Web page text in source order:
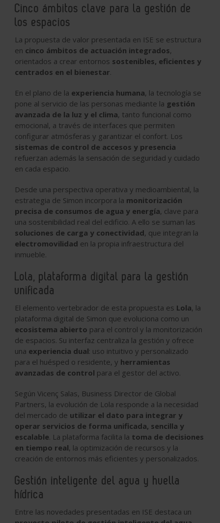
Cinco ámbitos clave para la gestión de
los espacios
La propuesta de valor presentada en ISE se estructura
en cinco ámbitos de actuación integrados,
orientados a crear entornos sostenibles, eficientes y
centrados en el bienestar.
En el plano de la experiencia humana, la tecnología se
pone al servicio de las personas mediante la gestión
avanzada de la luz y el clima, tanto funcional como
emocional, a través de interfaces que permiten
configurar atmósferas y garantizar el confort. Los
sistemas de control de accesos y presencia
refuerzan además la sensación de seguridad y cuidado
en cada espacio.
Desde una perspectiva operativa y medioambiental, la
estrategia de Simon incorpora la monitorización
precisa de consumos de agua y energía, clave para
una sostenibilidad real del edificio. A ello se suman las
soluciones de carga y conectividad, que integran la
electromovilidad en la propia infraestructura del
inmueble.
Lola, plataforma digital para la gestión
unificada
El elemento vertebrador de esta propuesta es Lola, la
plataforma digital de Simon que evoluciona como un
ecosistema abierto para el control y la monitorización
de espacios. Su interfaz centraliza la gestión y ofrece
una experiencia dual: uso intuitivo y personalizado
para el huésped o residente, y herramientas
avanzadas de control para el gestor del activo.
Según Vicenç Salas, Business Director de Global
Partners, la evolución de Lola responde a la necesidad
del mercado de utilizar el dato para integrar y
operar servicios de forma unificada, sencilla y
escalable. La plataforma facilita la toma de decisiones
en tiempo real, la optimización de recursos y la
creación de entornos más eficientes y personalizados.
Gestión inteligente del agua y huella
hídrica
Entre las novedades presentadas en ISE destaca un